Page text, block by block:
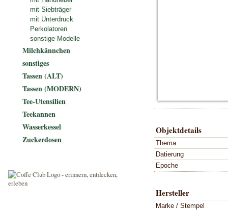
Objektdetails
Thema
Datierung
Epoche
Hersteller
Marke / Stempel
mit Siebträger
mit Unterdruck
Perkolatoren
sonstige Modelle
Milchkännchen
sonstiges
Tassen (ALT)
Tassen (MODERN)
Tee-Utensilien
Teekannen
Wasserkessel
Zuckerdosen